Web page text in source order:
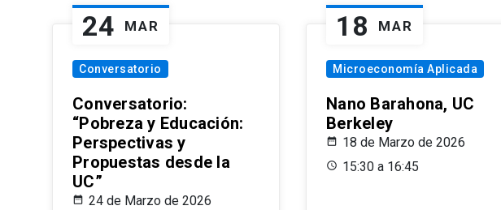
24 MAR
Conversatorio
Conversatorio:
“Pobreza y Educación:
Perspectivas y
Propuestas desde la
UC”
24 de Marzo de 2026
18 MAR
Microeconomía Aplicada
Nano Barahona, UC
Berkeley
18 de Marzo de 2026
15:30 a 16:45